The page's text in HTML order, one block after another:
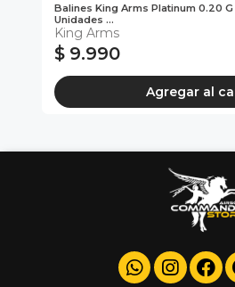
Balines King Arms Platinum 0.20
Unidades ...
King Arms
$ 9.990
Agregar al